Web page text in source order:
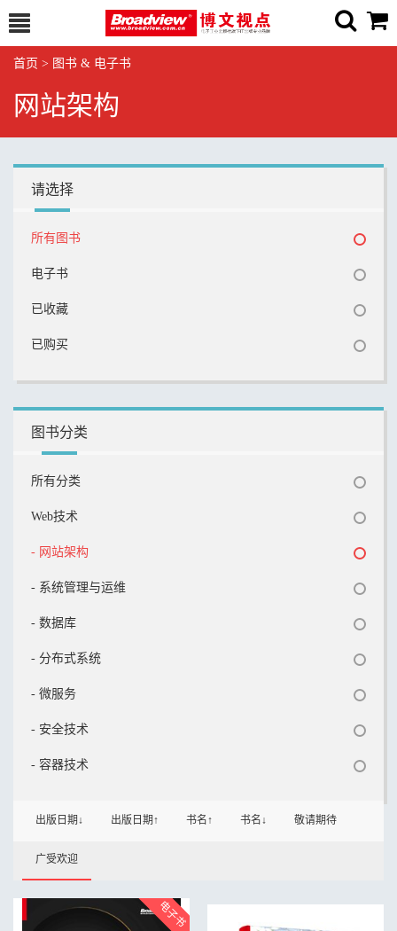
首页 > 图书 & 电子书
网站架构
请选择
所有图书
电子书
已收藏
已购买
图书分类
所有分类
Web技术
- 网站架构
- 系统管理与运维
- 数据库
- 分布式系统
- 微服务
- 安全技术
- 容器技术
出版日期↓ 出版日期↑ 书名↑ 书名↓ 敬请期待
广受欢迎